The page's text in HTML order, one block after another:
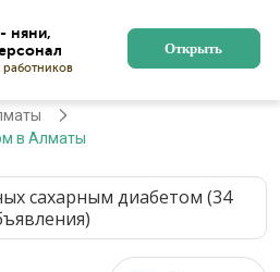
няни,
Поиск работы и работников
Открыть
Регистрация
в Алматы
сахарным диабетом (34